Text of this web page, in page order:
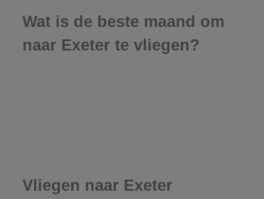
Wat is de beste maand om
naar Exeter te vliegen?
Vliegen naar Exeter